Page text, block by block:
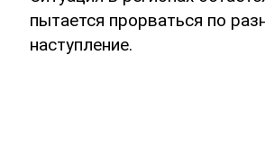
пытается прорваться по
наступление.